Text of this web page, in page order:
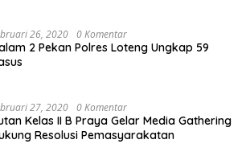
26, 2020 0 Komentar
2 Pekan Polres Loteng Ungkap 59
27, 2020 0 Komentar
Kelas II B Praya Gelar Media Gathering
Resolusi Pemasyarakatan